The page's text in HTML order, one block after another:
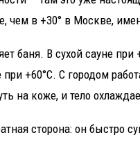
чем в +30° в Москве,
баня. В сухой сауне при
+60°C. С городом
на коже, и тело
сторона: он быстро